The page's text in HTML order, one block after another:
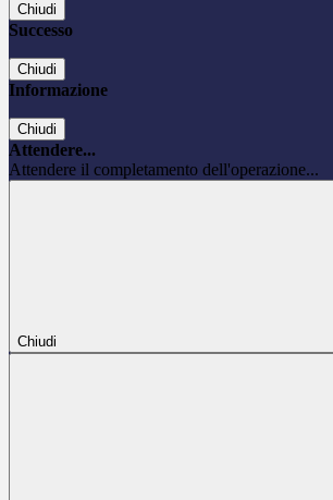
Chiudi
Successo
Chiudi
Informazione
Chiudi
Attendere...
Attendere il completamento dell'operazione...
Chiudi